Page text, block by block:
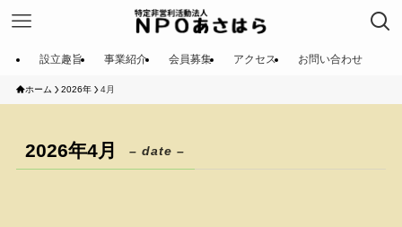
設立趣旨 事業紹介 会員募集 アクセス お問い合わせ
ホーム 2026年 4月
2026年4月 – date –